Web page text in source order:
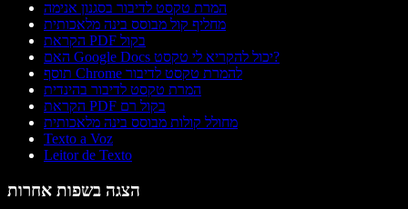
המרת טקסט לדיבור בסגנון אנימה
מחליף קול מבוסס בינה מלאכותית
הקראת PDF בקול
האם Google Docs יכול להקריא לי טקסט?
תוסף Chrome להמרת טקסט לדיבור
המרת טקסט לדיבור בהינדית
הקראת PDF בקול רם
מחולל קולות מבוסס בינה מלאכותית
Texto a Voz
Leitor de Texto
הצגה בשפות אחרות